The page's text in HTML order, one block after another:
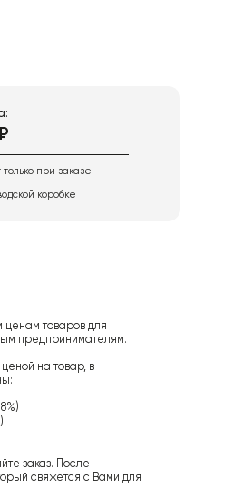
при заказе
коробке
ценам товаров для
предпринимателям.
на товар, в
заказ. После
свяжется с Вами для